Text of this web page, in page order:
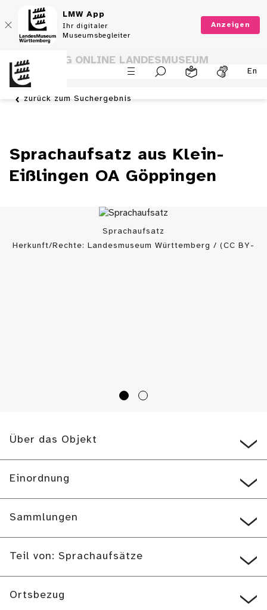
LMW App
Ihr digitaler
Museumsbegleiter
Anzeigen
En
SAMMLUNG ONLINE LANDESMUSEUM
WÜRTTEMBERG
zurück zum Suchergebnis
Sprachaufsatz aus Klein-
Eißlingen OA Göppingen
Sprachaufsatz
Herkunft/Rechte: Landesmuseum Württemberg / (CC BY-
Über das Objekt
Einordnung
Sammlungen
Teil von: Sprachaufsätze
Ortsbezug